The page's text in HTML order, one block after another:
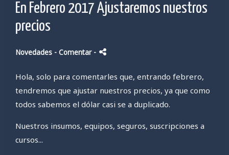
En Febrero 2017 Ajustaremos nuestros
precios
Novedades - Comentar -
Hola, solo para comentarles que, entrando febrero,
tendremos que ajustar nuestros precios, ya que como
todos sabemos el dólar casi se a duplicado.
Nuestros insumos, equipos, seguros, suscripciones a
cursos...